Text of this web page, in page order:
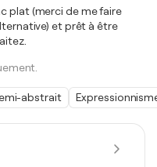
plat (merci de me faire
et prêt à être
abstrait